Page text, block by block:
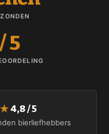
5
4,8 / 5
bierliefhebbers